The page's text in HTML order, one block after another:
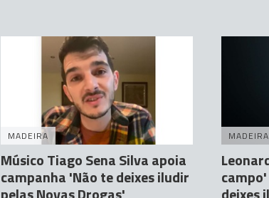
MADEIRA
Músico Tiago Sena Silva apoia
campanha 'Não te deixes iludir
MADEIRA